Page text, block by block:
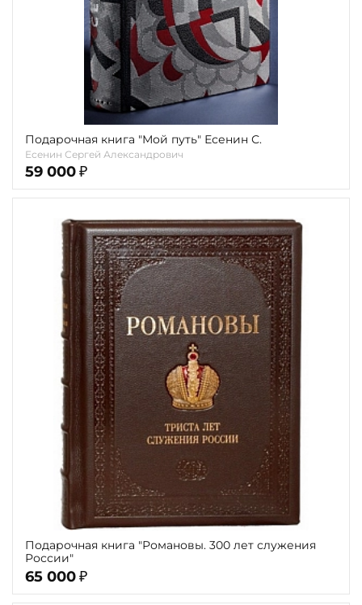
Подарочная книга "Мой путь" Есенин С.
Есенин Сергей Александрович
59 000 ₽
Подарочная книга "Романовы. 300 лет служения
России"
65 000 ₽